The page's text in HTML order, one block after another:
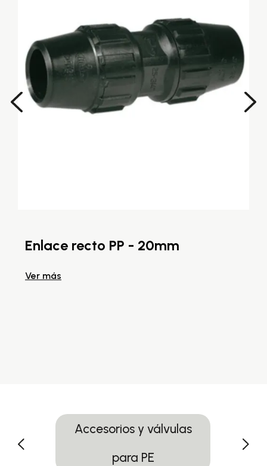
Enlace recto PP - 20mm
Ver más
Accesorios y válvulas
para PE